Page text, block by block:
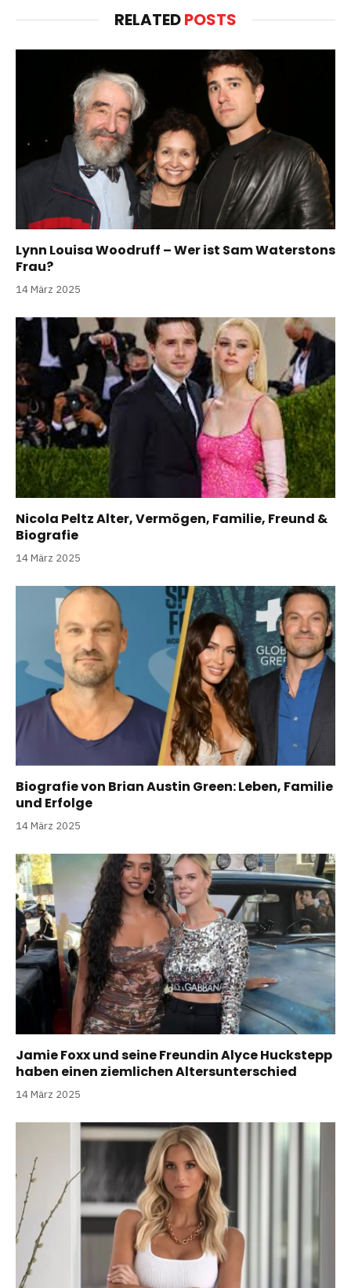
RELATEDPOSTS
Lynn Louisa Woodruff – Wer ist Sam Waterstons
Frau?
14 März 2025
Nicola Peltz Alter, Vermögen, Familie, Freund &
Biografie
14 März 2025
Biografie von Brian Austin Green: Leben, Familie
und Erfolge
14 März 2025
Jamie Foxx und seine Freundin Alyce Huckstepp
haben einen ziemlichen Altersunterschied
14 März 2025